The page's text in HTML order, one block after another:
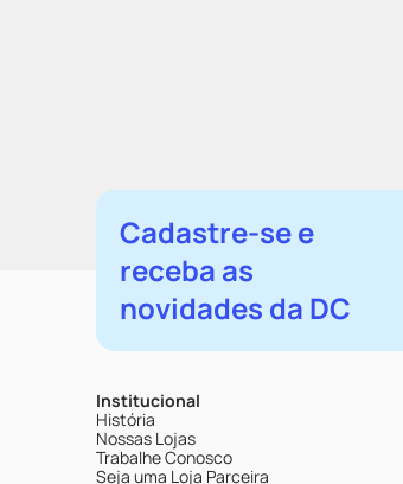
Cadastre-se e
receba as
novidades da DC
Institucional
História
Nossas Lojas
Trabalhe Conosco
Seja uma Loja Parceira